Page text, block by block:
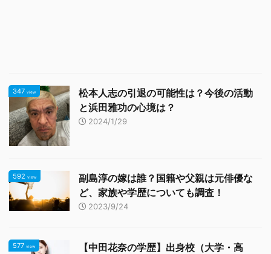
347 view
松本人志の引退の可能性は？今後の活動
と浜田雅功の心境は？
2024/1/29
592 view
副島淳の嫁は誰？国籍や父親は元俳優な
ど、家族や学歴についても調査！
2023/9/24
577 view
【中田花奈の学歴】出身校（大学・高